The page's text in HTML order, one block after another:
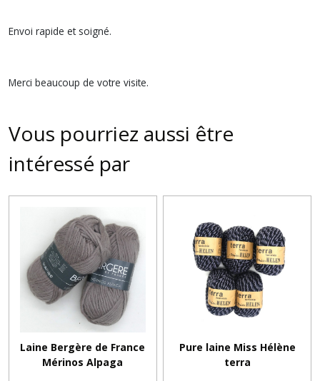
Envoi rapide et soigné.
Merci beaucoup de votre visite.
Vous pourriez aussi être
intéressé par
Laine Bergère de France
Mérinos Alpaga
Pure laine Miss Hélène
terra